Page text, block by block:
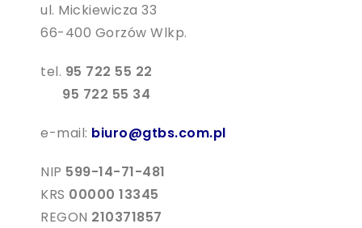
ul. Mickiewicza 33
66-400 Gorzów Wlkp.
tel. 95 722 55 22
95 722 55 34
e-mail: biuro@gtbs.com.pl
NIP 599-14-71-481
KRS 00000 13345
REGON 210371857